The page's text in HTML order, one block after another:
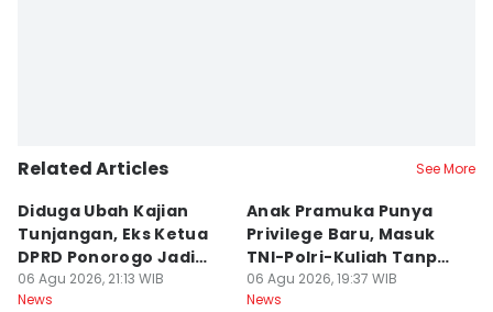
Related Articles See More
Diduga Ubah Kajian
Tunjangan, Eks Ketua
DPRD Ponorogo Jadi
Tersangka
06 Agu 2026, 21:13 WIB
News
Anak Pramuka Punya
Privilege Baru, Masuk
TNI-Polri-Kuliah Tanpa
Tes
06 Agu 2026, 19:37 WIB
News